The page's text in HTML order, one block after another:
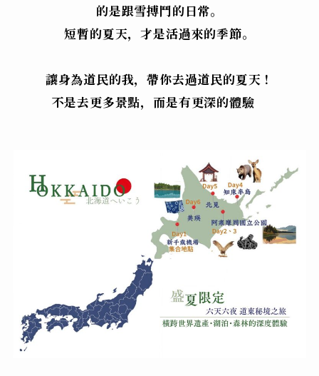
的是跟雪搏鬥的日常。
短暫的夏天，才是活過來的季節。
讓身為道民的我，帶你去過道民的夏天！
不是去更多景點，而是有更深的體驗